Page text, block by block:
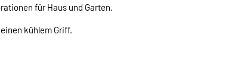
für Haus und Garten.
kühlem Griff.